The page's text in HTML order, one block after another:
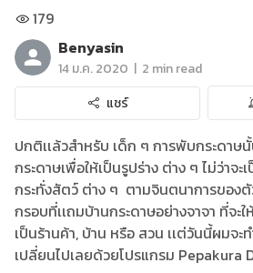
179
Benyasin
14 ม.ค. 2020 | 2 min read
แชร์
ปกติเเล้วสำหรับ เด็ก ๆ การพับกระดาษ
กระดาษเพื่อให้เป็นรูปร่าง ต่าง ๆ ไม่ว่าจะ
กระทั่งสัตว์ ต่าง ๆ ตามจินตนาการของ
กรอบที่เเถมบ้านกระดาษอย่างจาจา ที่จะใ
เป็นร้านค้า, บ้าน หรือ สวน เเต่วันนี้ผมจะ
เปลี่ยนไปเลยด้วยโปรแกรม Pepakura